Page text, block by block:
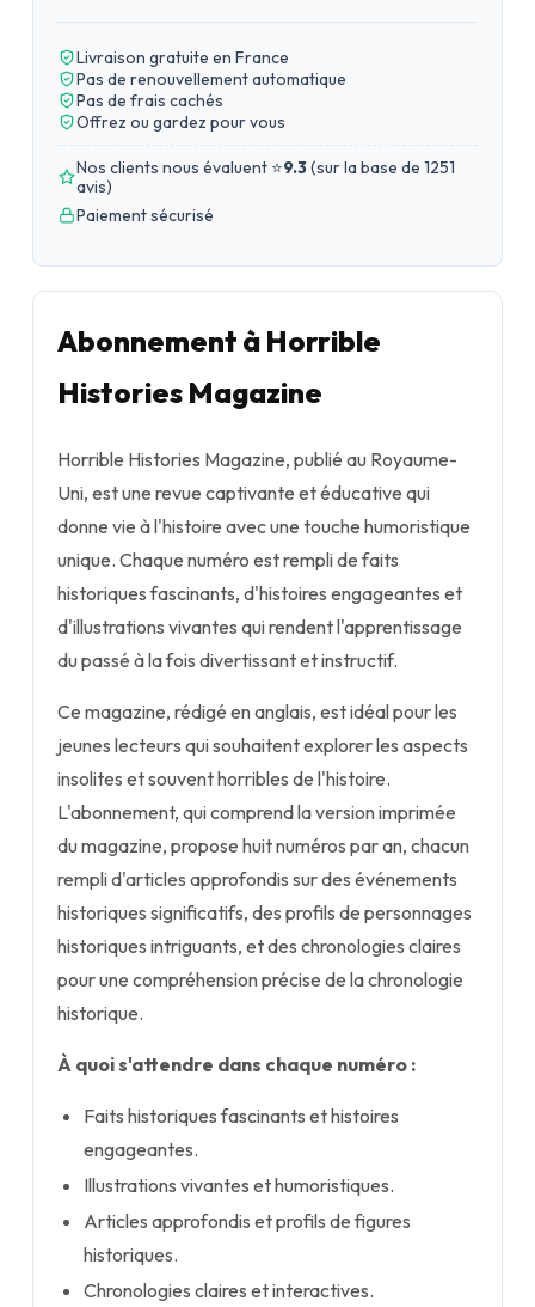
Livraison gratuite en France
Pas de renouvellement automatique
Pas de frais cachés
Offrez ou gardez pour vous
Nos clients nous évaluent ⭐9.3(sur la base de 1251
avis)
Paiement sécurisé
Abonnement à Horrible
Histories Magazine
Horrible Histories Magazine, publié au Royaume-
Uni, est une revue captivante et éducative qui
donne vie à l'histoire avec une touche humoristique
unique. Chaque numéro est rempli de faits
historiques fascinants, d'histoires engageantes et
d'illustrations vivantes qui rendent l'apprentissage
du passé à la fois divertissant et instructif.
Ce magazine, rédigé en anglais, est idéal pour les
jeunes lecteurs qui souhaitent explorer les aspects
insolites et souvent horribles de l'histoire.
L'abonnement, qui comprend la version imprimée
du magazine, propose huit numéros par an, chacun
rempli d'articles approfondis sur des événements
historiques significatifs, des profils de personnages
historiques intriguants, et des chronologies claires
pour une compréhension précise de la chronologie
historique.
À quoi s'attendre dans chaque numéro :
Faits historiques fascinants et histoires
engageantes.
Illustrations vivantes et humoristiques.
Articles approfondis et profils de figures
historiques.
Chronologies claires et interactives.